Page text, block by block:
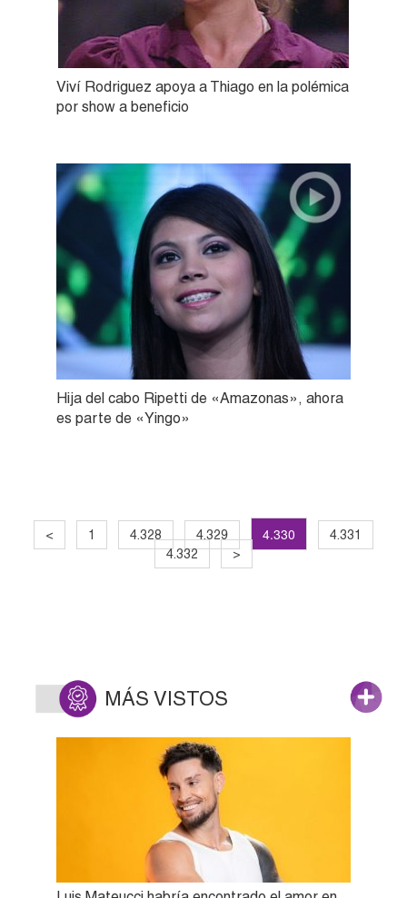
Viví Rodriguez apoya a Thiago en la polémica
por show a beneficio
Hija del cabo Ripetti de «Amazonas», ahora
es parte de «Yingo»
< 1 4.328 4.329 4.330
4.331
4.332
>
MÁS VISTOS